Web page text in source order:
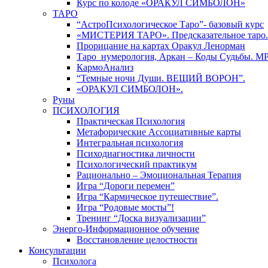
Курс по колоде «ОРАКУЛ СИМБОЛОН»
ТАРО
“АстроПсихологическое Таро”- базовый курс
«МИСТЕРИЯ ТАРО». Предсказательное таро.
Прорицание на картах Оракул Ленорман
Таро_нумерология, Аркан – Коды Судьбы.
КармоАнализ
“Темные ночи Души. ВЕЩИЙ ВОРОН”.
«ОРАКУЛ СИМБОЛОН».
Руны
ПСИХОЛОГИЯ
Практическая Психология
Метафорические Ассоциативные карты
Интегральная психология
Психодиагностика личности
Психологический практикум
Рационально – Эмоциональная Терапия
Игра “Дороги перемен”
Игра “Кармическое путешествие”.
Игра “Родовые мосты”!
Тренинг “Доска визуализации”
Энерго-Информационное обучение
Восстановление целостности
Консультации
Психолога